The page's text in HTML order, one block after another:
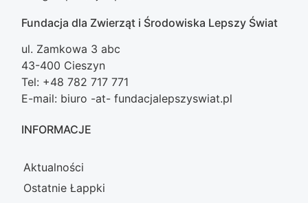
Fundacja dla Zwierząt i Środowiska Lepszy Świat
ul. Zamkowa 3 abc
43-400 Cieszyn
Tel: +48 782 717 771
E-mail: biuro -at- fundacjalepszyswiat.pl
INFORMACJE
Aktualności
Ostatnie Łappki